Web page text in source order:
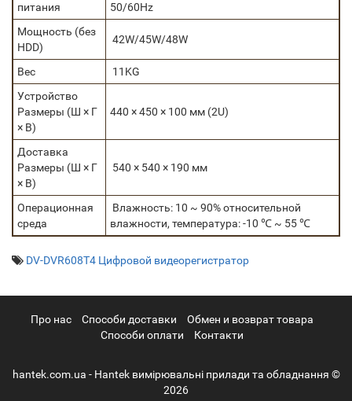
питания
50/60Hz
Мощность (без
HDD)
42W/45W/48W
Вес
11KG
Устройство
Размеры (Ш × Г
× В)
440 × 450 × 100 мм (2U)
Доставка
Размеры (Ш × Г
× В)
540 × 540 × 190 мм
Операционная
среда
Влажность: 10 ~ 90% относительной
влажности, температура: -10 ℃ ~ 55 ℃
DV-DVR608T4 Цифровой видеорегистратор
Про нас Cпособи доставки
Обмен и возврат товара
Способи оплати
Контакти
hantek.com.ua - Hantek вимірювальні прилади та обладнання ©
2026